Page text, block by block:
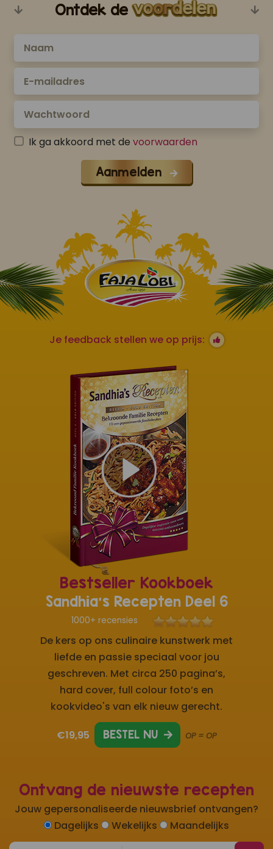
Ontdek de
Ik ga akkoord met de voorwaarden
Aanmelden
Ontvang de nieuwste recepten
Jouw gepersonaliseerde nieuwsbrief ontvangen?
Dagelijks
Wekelijks Maandelijks
Je feedback stellen we op prijs:
Bestseller Kookboek
Sandhia's Recepten Deel 6
1000+ recensies
De kers op ons culinaire kunstwerk met
liefde en passie speciaal voor jou
geschreven. Met circa 250 pagina’s,
hard cover, full colour foto’s en
kookvideo's van elk nieuw gerecht.
€19,95 BESTEL NU OP = OP